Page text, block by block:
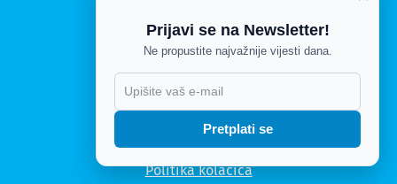
e-mail:tiskara@novilist.hr
telefon::+385 51 650 024
Copyright © 2020. Novi list
Kontakt
Politika privatnosti
Politika kolačića
Prijavi se na Newsletter!
Ne propustite najvažnije vijesti dana.
Pretplati se